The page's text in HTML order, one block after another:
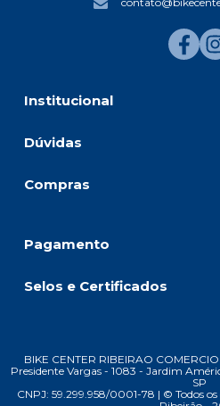
Institucional
Dúvidas
Compras
Pagamento
Selos e Certificados
BIKE CENTER RIBEIRAO
Presidente Vargas - 1083 - Jardim
SP
CNPJ: 59.299.958/0001-78 | © Todos